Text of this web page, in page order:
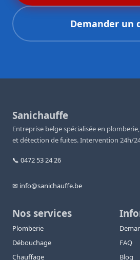
Demander un
Sanichauffe
Entreprise belge spécialisée en
et détection de fuites. Intervention 24h/
📞 0472 53 24 26
✉ info@sanichauffe.be
Nos services
Plomberie
Débouchage
Chauffage
FAQ
Blog